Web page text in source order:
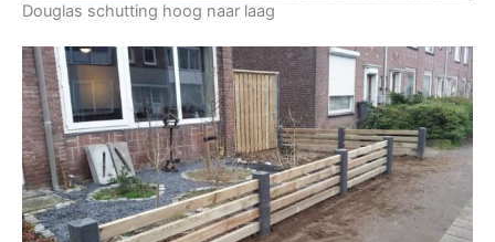
Douglas schutting hoog naar laag